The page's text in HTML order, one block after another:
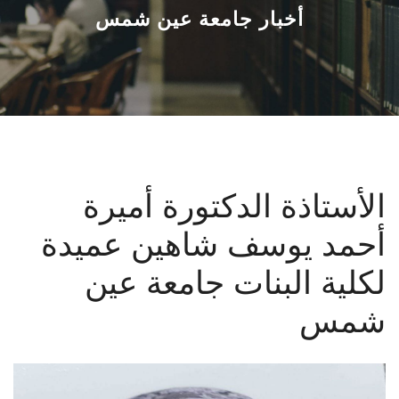
القطاعـات
الشئون الأكاديمية
البحث العلمي
المراكز والوحدات
الأنظمة الذكية
أخبار جامعة عين شمس
الأستاذة الدكتورة أميرة
أحمد يوسف شاهين عميدة
لكلية البنات جامعة عين
شمس